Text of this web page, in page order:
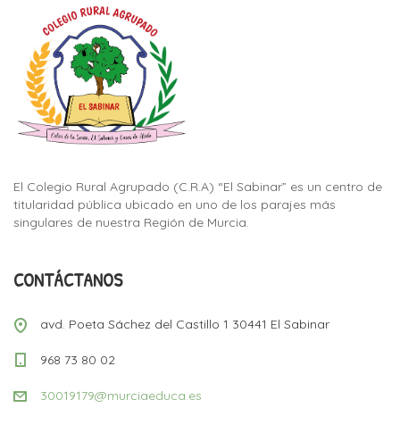
El Colegio Rural Agrupado (C.R.A) “El Sabinar” es un centro de
titularidad pública ubicado en uno de los parajes más
singulares de nuestra Región de Murcia.
CONTÁCTANOS
avd. Poeta Sáchez del Castillo 1 30441 El Sabinar
968 73 80 02
30019179@murciaeduca.es